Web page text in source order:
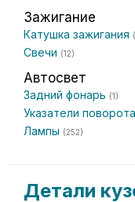
Зажигание
Катушка зажигания
Свечи (12)
Автосвет
Задний фонарь (1)
Указатели поворота
Лампы (252)
Детали